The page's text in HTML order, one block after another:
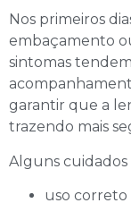
Nos primeiros
embaçamento
sintomas
garantir que a
trazendo mais
Alguns cuidados
uso correto